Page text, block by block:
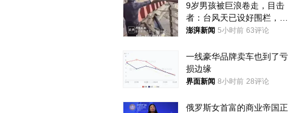
9岁男孩被巨浪卷走，目击
者：台风天已设好围栏，一
家四口翻入时保安曾喊话劝
澎湃新闻 5小时前 63评论
一线豪华品牌卖车也到了亏
损边缘
界面新闻 8小时前 28评论
俄罗斯女首富的商业帝国正